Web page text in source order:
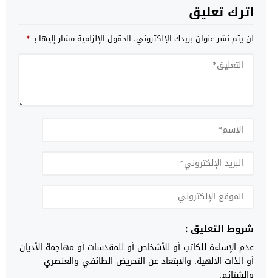
اترك تعليق
لن يتم نشر عنوان بريدك الإلكتروني. الحقول الإلزامية مشار إليها بـ*
شروط التعليق :
عدم الإساءة للكاتب أو للأشخاص أو للمقدسات أو مهاجمة الأديان
أو الذات الالهية. والابتعاد عن التحريض الطائفي والعنصري